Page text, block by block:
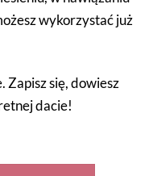
wykorzystać już
się, dowiesz
dacie!